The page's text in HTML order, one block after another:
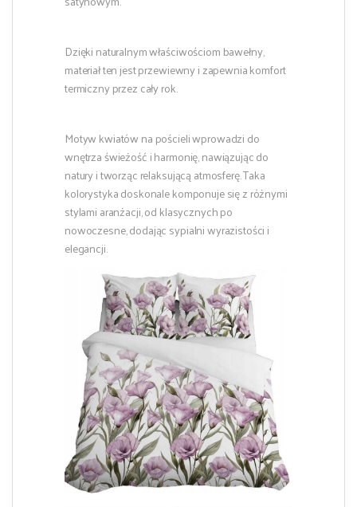
Dzięki naturalnym właściwościom bawełny,
materiał ten jest przewiewny i zapewnia komfort
termiczny przez cały rok.
Motyw kwiatów na pościeli wprowadzi do
wnętrza świeżość i harmonię, nawiązując do
natury i tworząc relaksującą atmosferę. Taka
kolorystyka doskonale komponuje się z różnymi
stylami aranżacji, od klasycznych po
nowoczesne, dodając sypialni wyrazistości i
elegancji.